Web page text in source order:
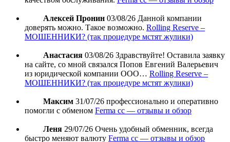
Алексей Пронин 03/08/26 Данной компании
доверять можно. Такое возможно. Rolling Reserve –
МОШЕННИКИ? (так процедуре мстят жулики)
Анастасия 03/08/26 Здравствуйте! Оставила заявку
на сайте, со мной связался Попов Евгений Валерьевич
из юридической компании ООО… Rolling Reserve –
МОШЕННИКИ? (так процедуре мстят жулики)
Максим 31/07/26 профессионально и оперативно
помогли с обменом Ferma cc — отзывы и обзор
Леня 29/07/26 Очень удобный обменник, всегда
быстро меняют валюту Ferma cc — отзывы и обзор